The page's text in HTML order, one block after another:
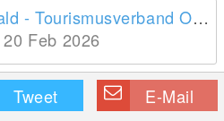
Bayerischer Wald - Tourismusverband Ostbayern e.V.
Feb 2026
Tweet E-Mail